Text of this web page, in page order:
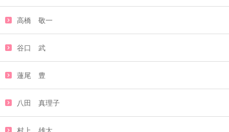
高橋 敬一
谷口 武
蓮尾 豊
八田 真理子